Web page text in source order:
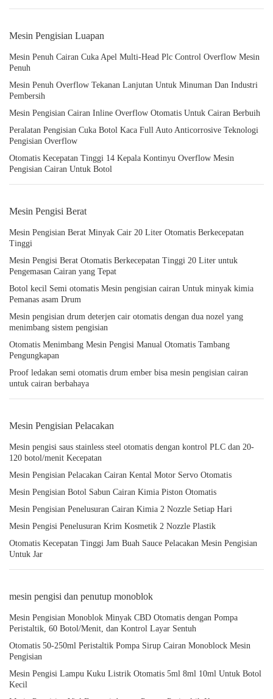
Mesin Pengisian Luapan
Mesin Penuh Cairan Cuka Apel Multi-Head Plc Control Overflow Mesin
Penuh
Mesin Penuh Overflow Tekanan Lanjutan Untuk Minuman Dan Industri
Pembersih
Mesin Pengisian Cairan Inline Overflow Otomatis Untuk Cairan Berbuih
Peralatan Pengisian Cuka Botol Kaca Full Auto Anticorrosive Teknologi
Pengisian Overflow
Otomatis Kecepatan Tinggi 14 Kepala Kontinyu Overflow Mesin
Pengisian Cairan Untuk Botol
Mesin Pengisi Berat
Mesin Pengisian Berat Minyak Cair 20 Liter Otomatis Berkecepatan
Tinggi
Mesin Pengisi Berat Otomatis Berkecepatan Tinggi 20 Liter untuk
Pengemasan Cairan yang Tepat
Botol kecil Semi otomatis Mesin pengisian cairan Untuk minyak kimia
Pemanas asam Drum
Mesin pengisian drum deterjen cair otomatis dengan dua nozel yang
menimbang sistem pengisian
Otomatis Menimbang Mesin Pengisi Manual Otomatis Tambang
Pengungkapan
Proof ledakan semi otomatis drum ember bisa mesin pengisian cairan
untuk cairan berbahaya
Mesin Pengisian Pelacakan
Mesin pengisi saus stainless steel otomatis dengan kontrol PLC dan 20-
120 botol/menit Kecepatan
Mesin Pengisian Pelacakan Cairan Kental Motor Servo Otomatis
Mesin Pengisian Botol Sabun Cairan Kimia Piston Otomatis
Mesin Pengisian Penelusuran Cairan Kimia 2 Nozzle Setiap Hari
Mesin Pengisi Penelusuran Krim Kosmetik 2 Nozzle Plastik
Otomatis Kecepatan Tinggi Jam Buah Sauce Pelacakan Mesin Pengisian
Untuk Jar
mesin pengisi dan penutup monoblok
Mesin Pengisian Monoblok Minyak CBD Otomatis dengan Pompa
Peristaltik, 60 Botol/Menit, dan Kontrol Layar Sentuh
Otomatis 50-250ml Peristaltik Pompa Sirup Cairan Monoblock Mesin
Pengisian
Mesin Pengisi Lampu Kuku Listrik Otomatis 5ml 8ml 10ml Untuk Botol
Kecil